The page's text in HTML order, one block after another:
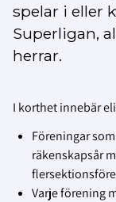
spelar i eller
Superligan,
herrar.
I korthet innebär
Föreningar
räkenskapsår
Varje förening